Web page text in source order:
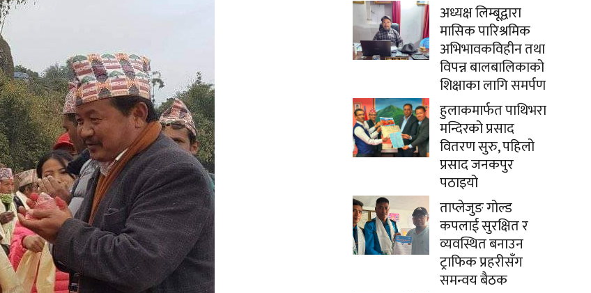
अध्यक्ष लिम्बूद्वारा
मासिक पारिश्रमिक
अभिभावकविहीन तथा
विपन्न बालबालिकाको
शिक्षाका लागि समर्पण
हुलाकमार्फत पाथिभरा
मन्दिरको प्रसाद
वितरण सुरु, पहिलो
प्रसाद जनकपुर
पठाइयो
ताप्लेजुङ गोल्ड
कपलाई सुरक्षित र
व्यवस्थित बनाउन
ट्राफिक प्रहरीसँग
समन्वय बैठक